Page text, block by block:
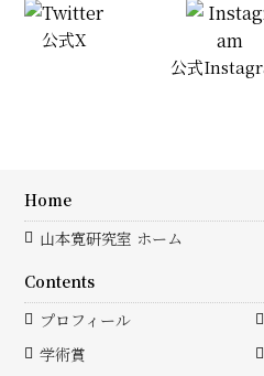
公式X
公式
Home
山本寛研究室 ホーム
Contents
プロフィール
学術賞